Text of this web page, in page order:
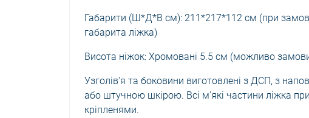
Габарити (Ш*Д*В см): 211*217*112 см (при
габарита ліжка)
Висота ніжок: Хромовані 5.5 см (можливо
Узголів'я та боковини виготовлені з ДСП, з
або штучною шкірою. Всі м'які частини ліжка
кріпленями.